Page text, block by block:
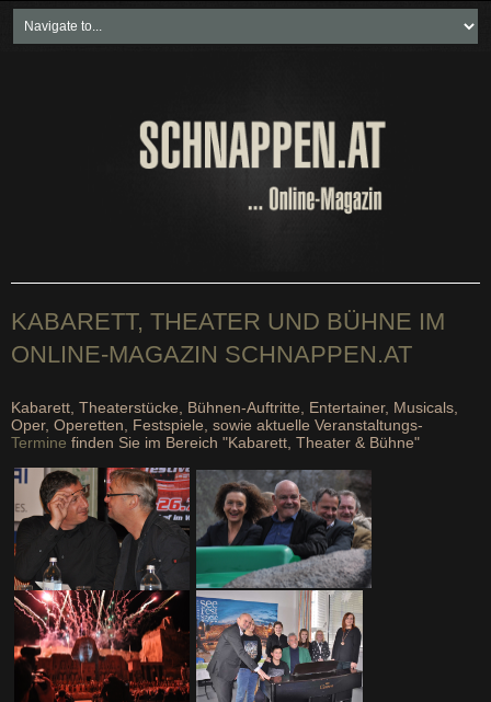
Neueste Beiträge
Soziales & Projekte
Wirtschaft & Politik
KABARETT, THEATER UND BÜHNE IM
ONLINE-MAGAZIN SCHNAPPEN.AT
Kabarett, Theaterstücke, Bühnen-Auftritte, Entertainer, Musicals,
Oper, Operetten, Festspiele, sowie aktuelle Veranstaltungs-
Termine finden Sie im Bereich "Kabarett, Theater & Bühne"